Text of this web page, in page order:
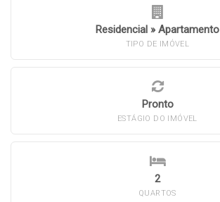
Residencial » Apartamento
TIPO DE IMÓVEL
Pronto
ESTÁGIO DO IMÓVEL
2
QUARTOS